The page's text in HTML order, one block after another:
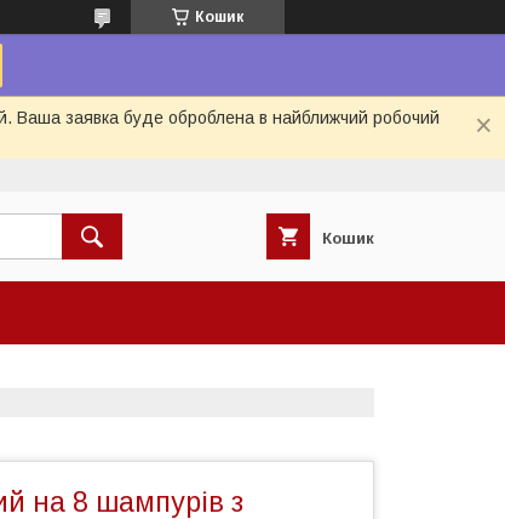
Кошик
Ваша заявка буде оброблена в найближчий робочий
Кошик
на 8 шампурів з